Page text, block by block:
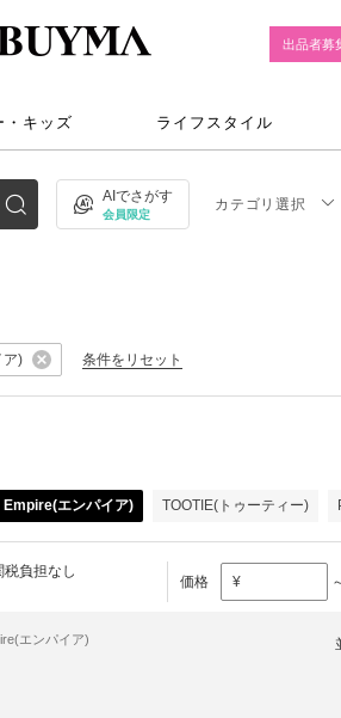
出品者募
・キッズ ライフスタイル
AIでさがす
会員限定
カテゴリ選択
ア) 条件をリセット
Empire(エンパイア) TOOTIE(トゥーティー)
税負担なし
価格 ¥
エンパイア)